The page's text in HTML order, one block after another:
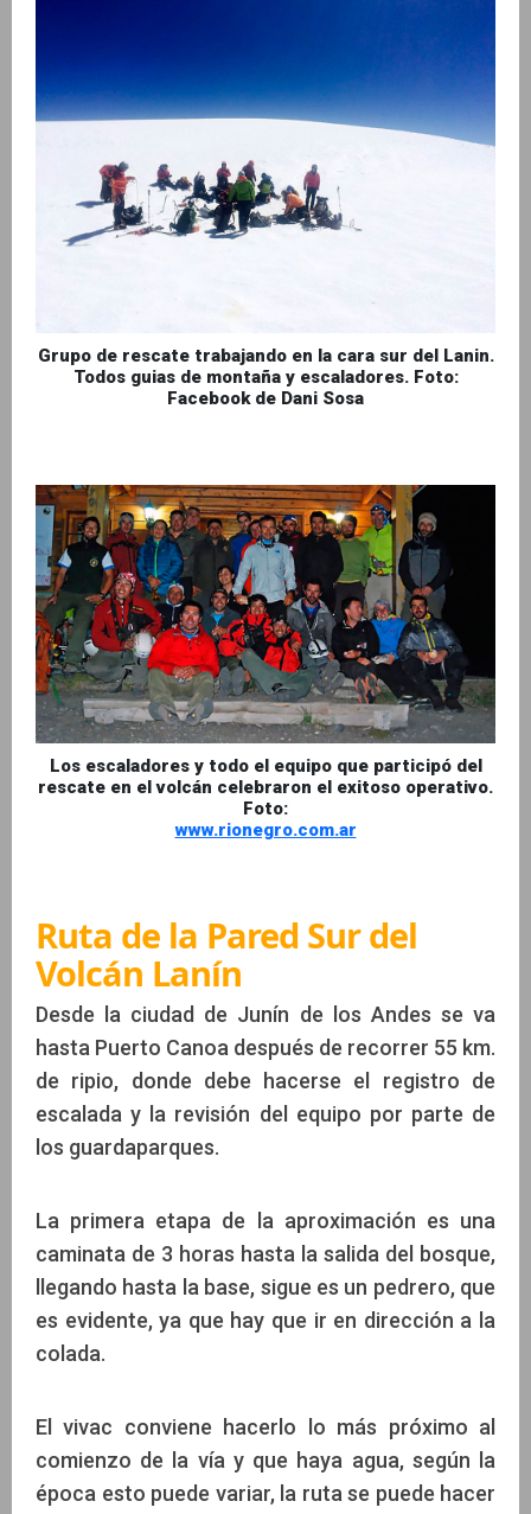
Grupo de rescate trabajando en la cara sur del Lanin.
Todos guias de montaña y escaladores. Foto:
Facebook de Dani Sosa
Los escaladores y todo el equipo que participó del
rescate en el volcán celebraron el exitoso operativo.
Foto:
www.rionegro.com.ar
Ruta de la Pared Sur del
Volcán Lanín
Desde la ciudad de Junín de los Andes se va
hasta Puerto Canoa después de recorrer 55 km.
de ripio, donde debe hacerse el registro de
escalada y la revisión del equipo por parte de
los guardaparques.
La primera etapa de la aproximación es una
caminata de 3 horas hasta la salida del bosque,
llegando hasta la base, sigue es un pedrero, que
es evidente, ya que hay que ir en dirección a la
colada.
El vivac conviene hacerlo lo más próximo al
comienzo de la vía y que haya agua, según la
época esto puede variar, la ruta se puede hacer